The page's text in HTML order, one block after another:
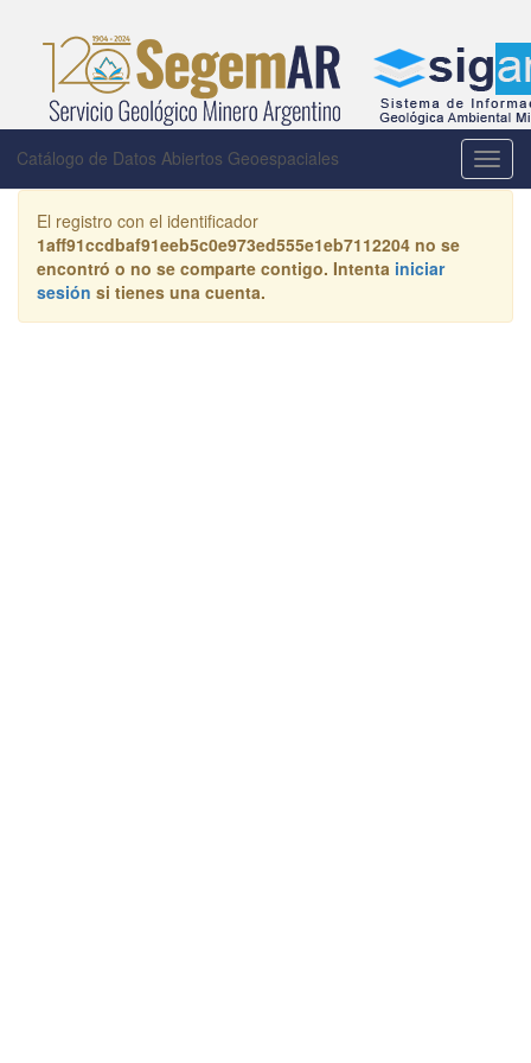
Catálogo de Datos Abiertos Geoespaciales
la
El registro con el identificador
1aff91ccdbaf91eeb5c0e973ed555e1eb7112204 no se
encontró o no se comparte contigo. Intenta iniciar
sesión si tienes una cuenta.